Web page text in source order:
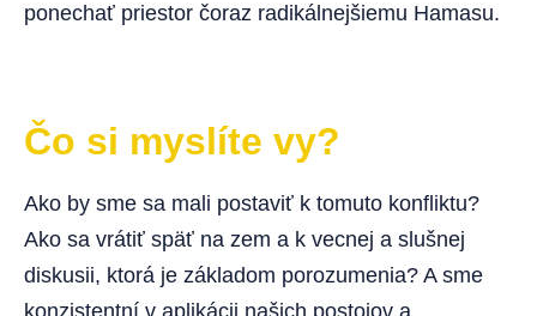
ponechať priestor čoraz radikálnejšiemu Hamasu.
Čo si myslíte vy?
Ako by sme sa mali postaviť k tomuto konfliktu?
Ako sa vrátiť späť na zem a k vecnej a slušnej
diskusii, ktorá je základom porozumenia? A sme